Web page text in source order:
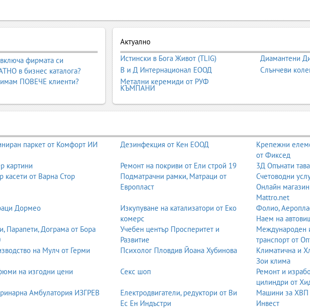
пластмасова и каучукова индустрия. Те представляват макромолекули, изградени от
съполимеризация и модификация образуват материали с уникални свойства – гъвкавост,
експлоатационен живот.
пластмаси, каучукови изделия, фолиа, опаковки, тръби, профили, технически детайли,
продукти
от повтарящи се структурни единици –мономери. Те могат да бъдат естествени (като
PVC, PET, нейлон, силикон).
на химическата промишленост:
фирмата си
в бизнес каталога?
ПОВЕЧЕ клиенти?
Актуално
Истински в Бога Живот (TLIG)
Диамантени
В и Д Интернационал ЕООД
Слънчеви
Метални керемиди от РУФ
КЪМПАНИ
паркет от Комфорт ИИ Дезинфекция от Кен ЕООД
Крепежни
от Фиксед
картини Ремонт на покриви от Ели строй 19
3Д Опънати
касети от Варна Стор
Подматрачни рамки, Матраци от
Европласт
Счетоводни
Онлайн
Mattro.net
Дормео
Изкупуване на катализатори от Еко
комерс
Фолио,
Наем на
Парапети, Дограма от Бора
Учебен център Просперитет и
Развитие
Международен
транспорт от
на Мулч от Герми Психолог Пловдив Йоана Хубинова
Климатична и
Зои клима
на изгодни цени Секс шоп
Ремонт и
цилиндри от
Амбулатория ИЗГРЕВ
Електродвигатели, редуктори от Ви
Ес Ен Индъстри
Машини за ХВП
Инвест